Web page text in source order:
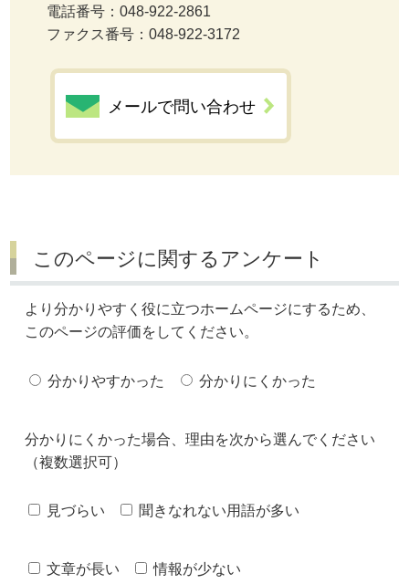
電話番号：048-922-2861
ファクス番号：048-922-3172
メールで問い合わせ
このページに関するアンケート
より分かりやすく役に立つホームページにするため、
このページの評価をしてください。
分かりやすかった 分かりにくかった
分かりにくかった場合、理由を次から選んでください
（複数選択可）
見づらい 聞きなれない用語が多い
文章が長い 情報が少ない